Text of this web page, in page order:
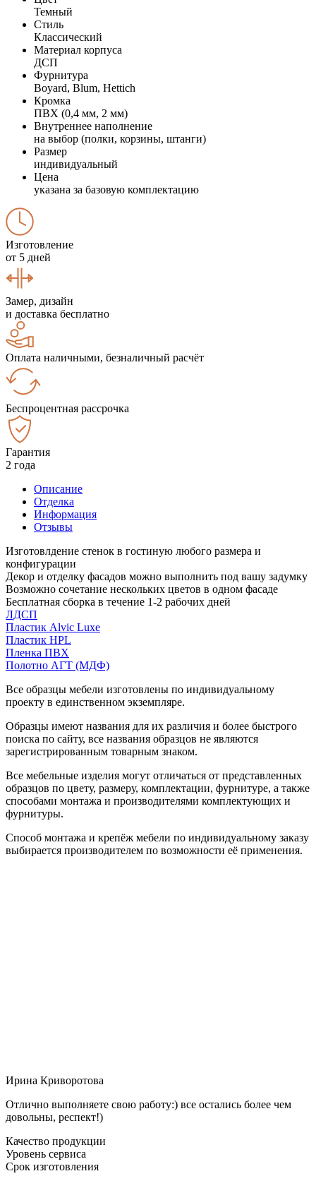
Темный
Стиль
Классический
Материал корпуса
ДСП
Фурнитура
Boyard, Blum, Hettich
Кромка
ПВХ (0,4 мм, 2 мм)
Внутреннее наполнение
на выбор (полки, корзины, штанги)
Размер
индивидуальный
Цена
указана за базовую комплектацию
Изготовление
от 5 дней
Замер, дизайн
и доставка бесплатно
Оплата наличными, безналичный расчёт
Беспроцентная рассрочка
Гарантия
2 года
Описание
Отделка
Информация
Отзывы
Изготовлдение стенок в гостиную любого размера и
конфигурации
Декор и отделку фасадов можно выполнить под вашу задумку
Возможно сочетание нескольких цветов в одном фасаде
Бесплатная сборка в течение 1-2 рабочих дней
ЛДСП
Пластик Alvic Luxe
Пластик HPL
Пленка ПВХ
Полотно АГТ (МДФ)
Все образцы мебели изготовлены по индивидуальному
проекту в единственном экземпляре.
Образцы имеют названия для их различия и более быстрого
поиска по сайту, все названия образцов не являются
зарегистрированным товарным знаком.
Все мебельные изделия могут отличаться от представленных
образцов по цвету, размеру, комплектации, фурнитуре, а также
способами монтажа и производителями комплектующих и
фурнитуры.
Способ монтажа и крепёж мебели по индивидуальному заказу
выбирается производителем по возможности её применения.
Ирина Криворотова
Отлично выполняете свою работу:) все остались более чем
довольны, респект!)
Качество продукции
Уровень сервиса
Срок изготовления